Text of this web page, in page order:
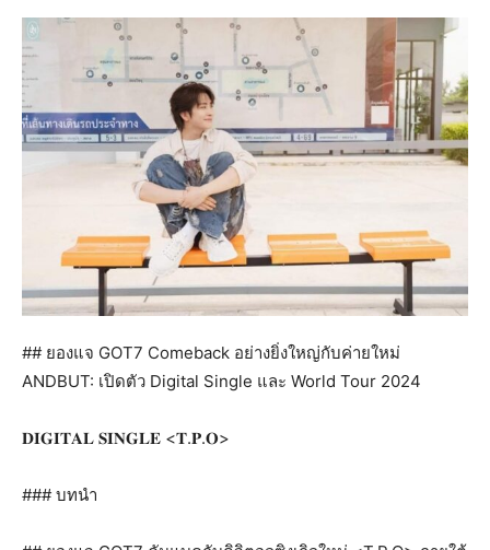
## ยองแจ GOT7 Comeback อย่างยิ่งใหญ่กับค่ายใหม่
ANDBUT: เปิดตัว Digital Single และ World Tour 2024
𝐃𝐈𝐆𝐈𝐓𝐀𝐋 𝐒𝐈𝐍𝐆𝐋𝐄 <𝐓.𝐏.𝐎>
### บทนำ